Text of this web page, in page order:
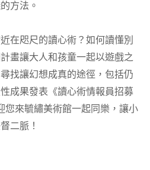
方法。
在咫尺的讀心術？如何讀懂別
畫讓大人和孩童一起以遊戲之
找讓幻想成真的途徑，包括仍
成果發表《讀心術情報員招募
您來毓繡美術館一起同樂，讓小
二脈！